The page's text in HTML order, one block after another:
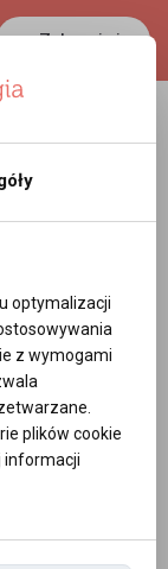
Zaloguj się
optymalizacji
z wymogami
plików cookie
informacji